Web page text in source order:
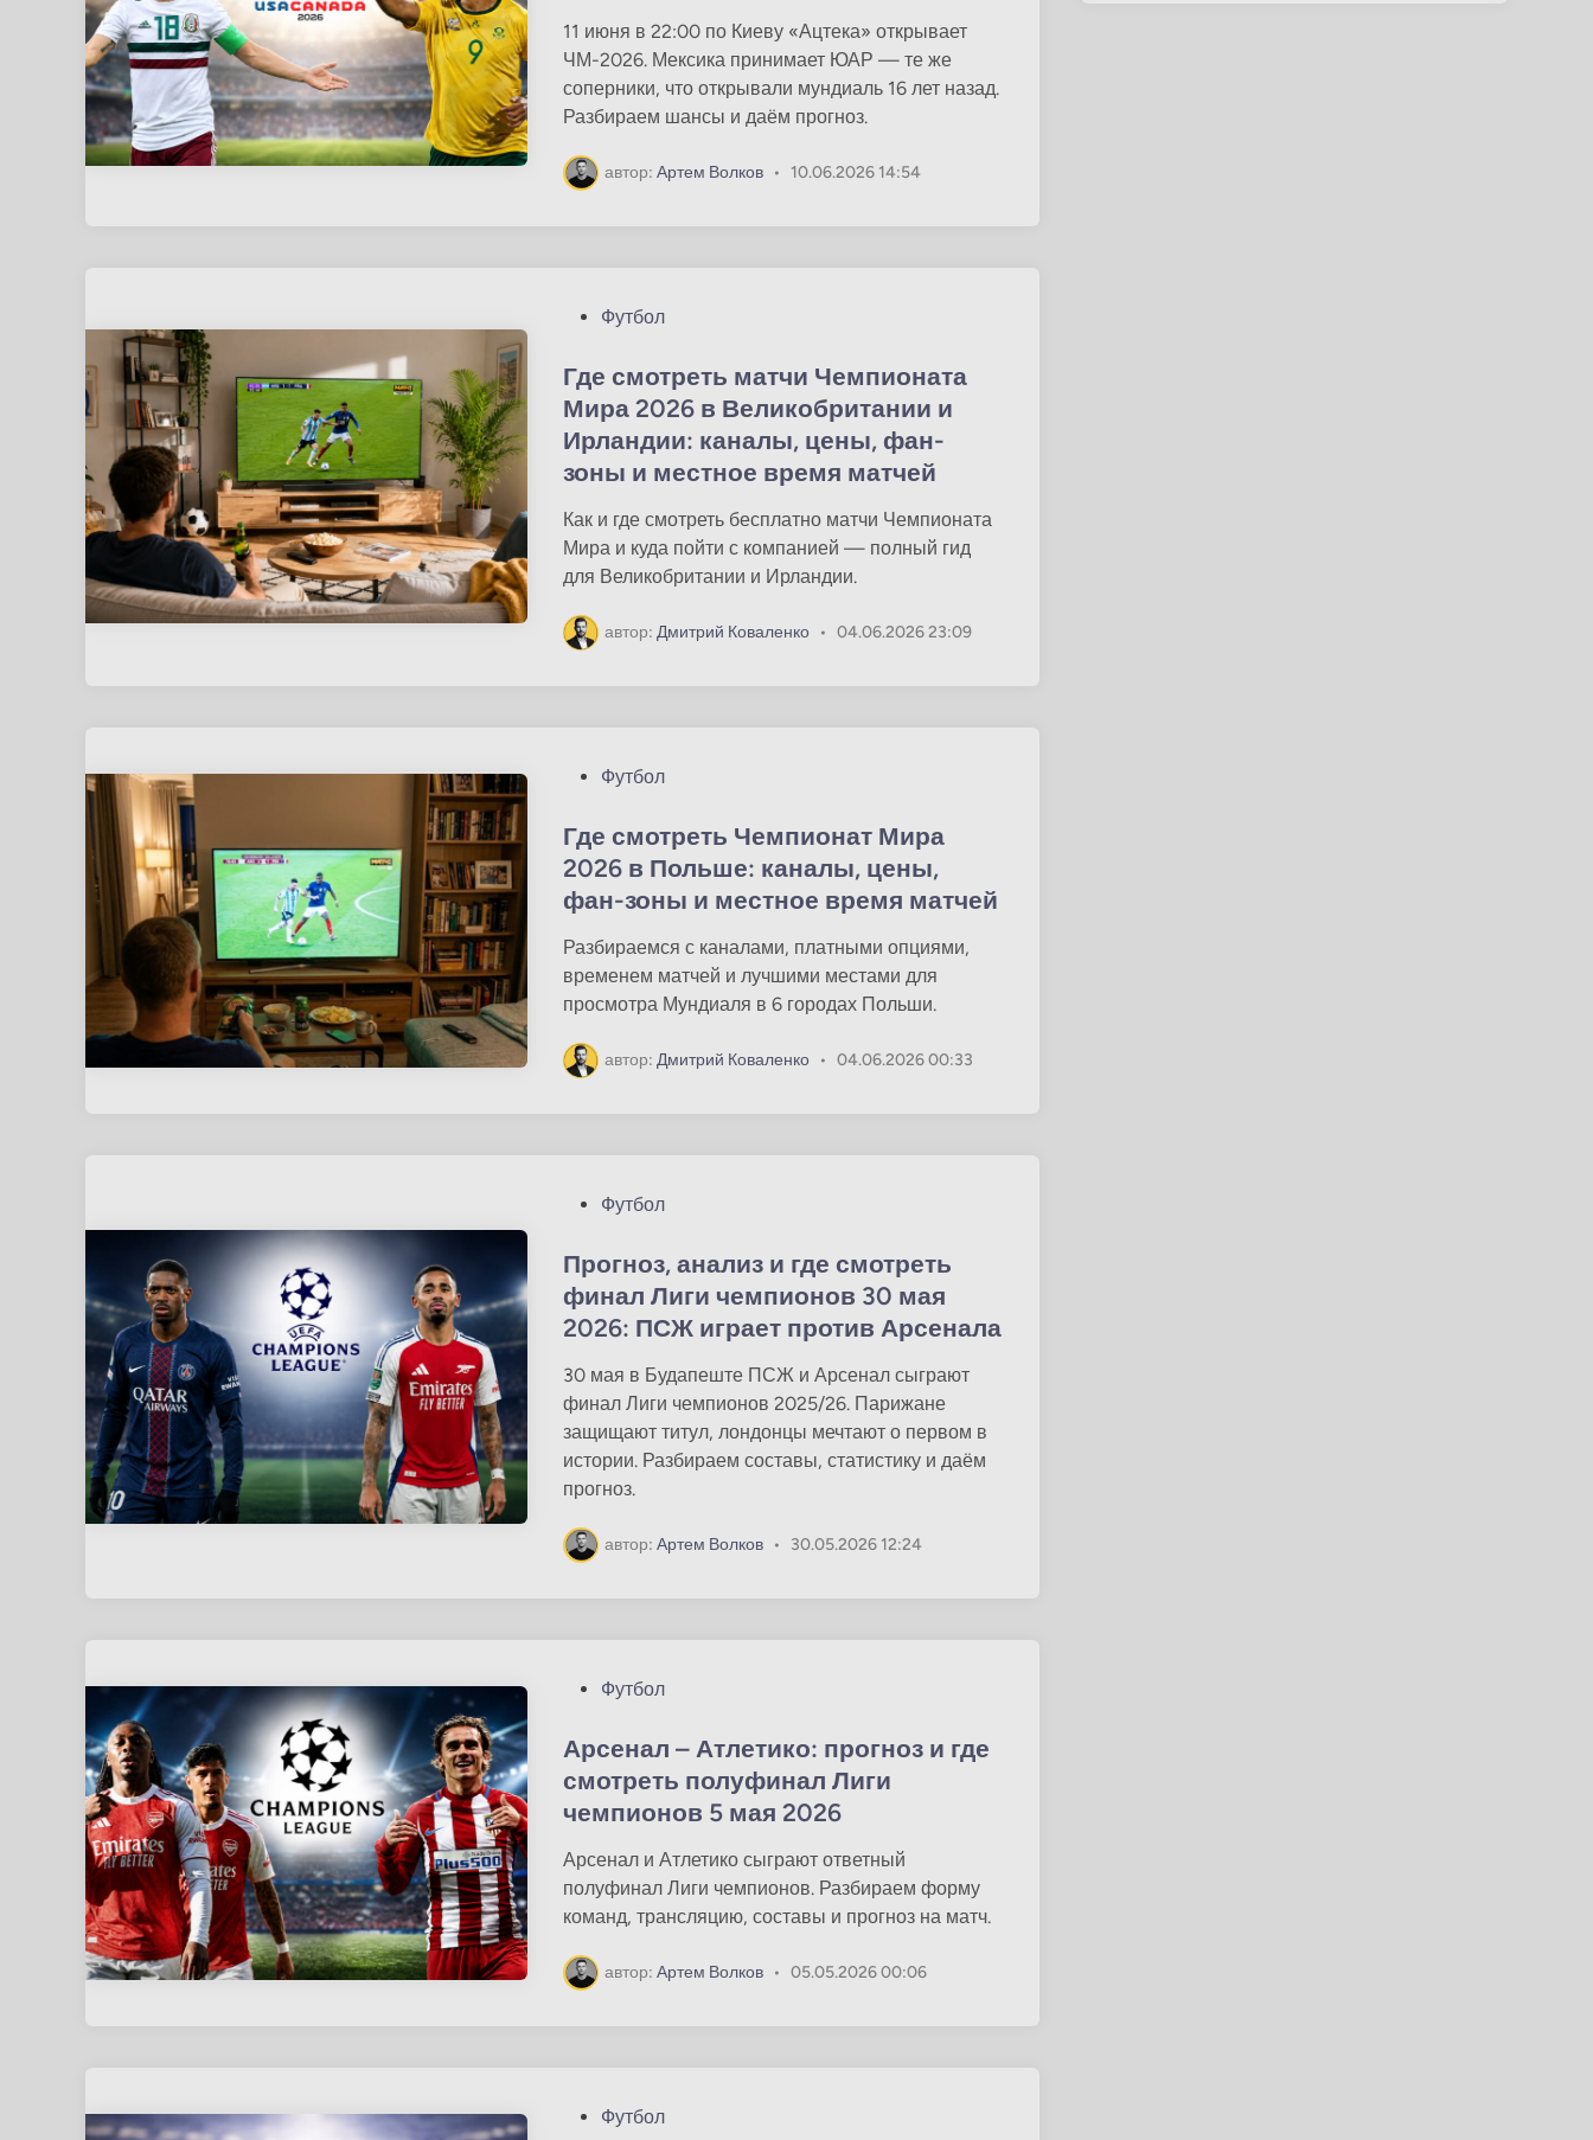
к
о
в
а
о
11 июня в 22:00 по Киеву «Ацтека» открывает
ЧМ-2026. Мексика принимает ЮАР — те же
соперники, что открывали мундиаль 16 лет назад.
Разбираем шансы и даём прогноз.
автор: Артем Волков • 10.06.2026 14:54
у
б
л
к
о
в
а
о
Футбол
Где смотреть матчи Чемпионата
Мира 2026 в Великобритании и
Ирландии: каналы, цены, фан-
зоны и местное время матчей
Как и где смотреть бесплатно матчи Чемпионата
Мира и куда пойти с компанией — полный гид
для Великобритании и Ирландии.
автор: Дмитрий Коваленко • 04.06.2026 23:09
у
б
л
и
к
о
в
н
Футбол
Где смотреть Чемпионат Мира
2026 в Польше: каналы, цены,
фан-зоны и местное время матчей
Разбираемся с каналами, платными опциями,
временем матчей и лучшими местами для
просмотра Мундиаля в 6 городах Польши.
автор: Дмитрий Коваленко • 04.06.2026 00:33
у
б
л
к
о
в
а
н
в
Футбол
Прогноз, анализ и где смотреть
финал Лиги чемпионов 30 мая
2026: ПСЖ играет против Арсенала
30 мая в Будапеште ПСЖ и Арсенал сыграют
финал Лиги чемпионов 2025/26. Парижане
защищают титул, лондонцы мечтают о первом в
истории. Разбираем составы, статистику и даём
прогноз.
автор: Артем Волков • 30.05.2026 12:24
у
б
к
о
в
н
Футбол
Арсенал – Атлетико: прогноз и где
смотреть полуфинал Лиги
чемпионов 5 мая 2026
Арсенал и Атлетико сыграют ответный
полуфинал Лиги чемпионов. Разбираем форму
команд, трансляцию, составы и прогноз на матч.
автор: Артем Волков • 05.05.2026 00:06
Футбол